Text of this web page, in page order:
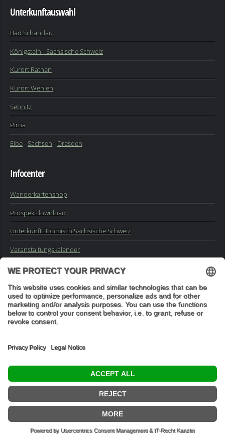
Unterkunftauswahl
Bad Schandau
Königstein - Sächsische Schweiz
Kurort Rathen
Kurort Wehlen
Sebnitz
Pirna
Elbe-Sachsen - Dresden
Infocenter
Wanderkartenshop
Prospektdownload
Unterkunft Böhmisch Sächsische Schweiz
Veranstaltungskalender
Impressum
Buchungsanfrage
"In den Wäldern sind Dinge, über die nachzudenken man jahrelang
im Moos liegen könnte." (Franz Kafka)
Datenschutzeinstellungen